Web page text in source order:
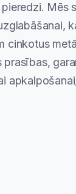
Mēs
cinkotus
prasības,